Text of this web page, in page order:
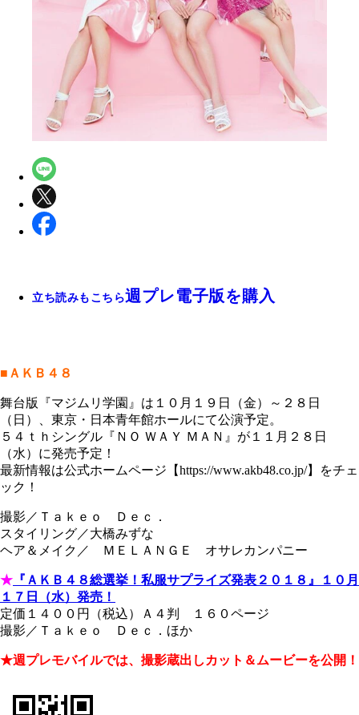
立ち読みもこちら週プレ電子版を購入
■ＡＫＢ４８
舞台版『マジムリ学園』は１０月１９日（金）～２８日
（日）、東京・日本青年館ホールにて公演予定。
５４ｔｈシングル『ＮＯ ＷＡＹ ＭＡＮ』が１１月２８日
（水）に発売予定！
最新情報は公式ホームページ【https://www.akb48.co.jp/】をチェ
ック！
撮影／Ｔａｋｅｏ Ｄｅｃ．
スタイリング／大橋みずな
ヘア＆メイク／ ＭＥＬＡＮＧＥ オサレカンパニー
★ 『ＡＫＢ４８総選挙！私服サプライズ発表２０１８』１０月
１７日（水）発売！
定価１４００円（税込）Ａ４判 １６０ページ
撮影／Ｔａｋｅｏ Ｄｅｃ．ほか
★週プレモバイルでは、撮影蔵出しカット＆ムービーを公開！